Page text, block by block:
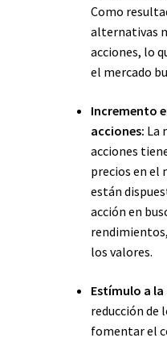
Como
alternativas
acciones, lo
el mercado
Incremento
acciones: La
acciones
precios en el
están
acción en
los valores.
Estímulo a
reducción de
fomentar el